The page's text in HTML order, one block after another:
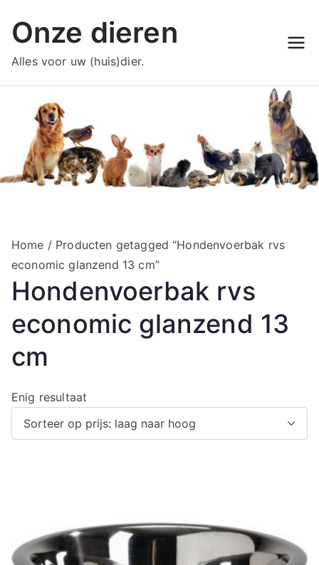
naar
inhoud
Onze dieren
Alles voor uw (huis)dier.
Home / Producten getagged “Hondenvoerbak rvs
economic glanzend 13 cm”
Hondenvoerbak rvs
economic glanzend 13
cm
Enig resultaat